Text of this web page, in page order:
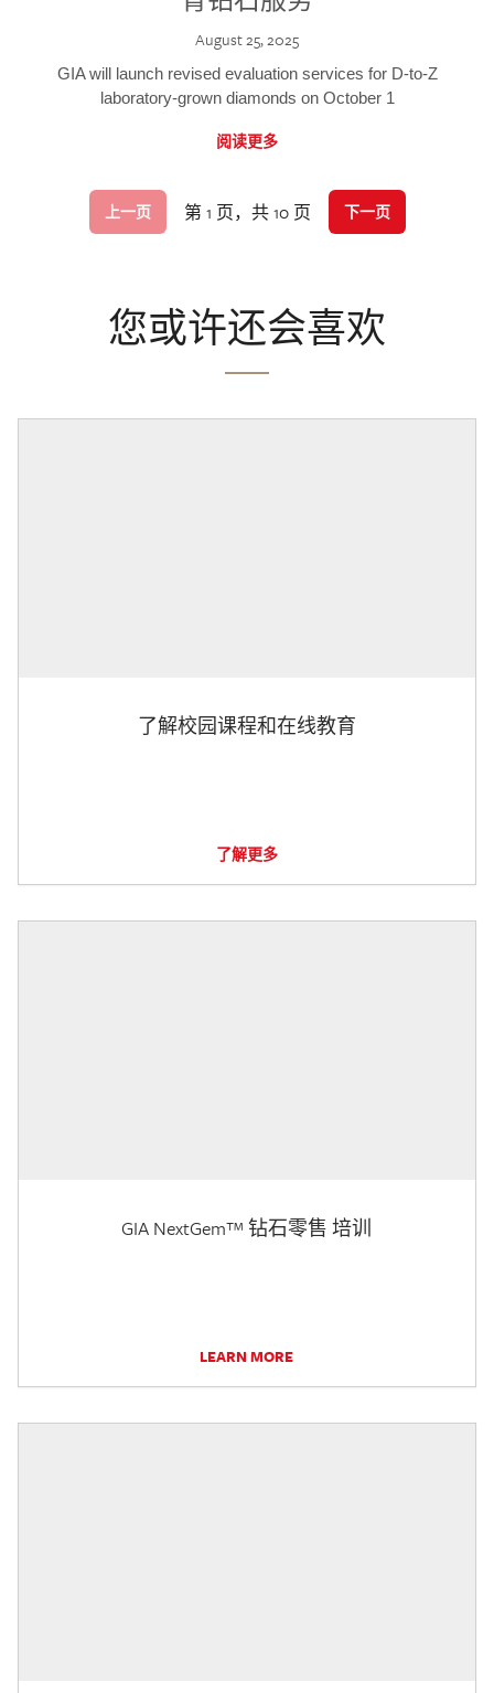
August 25, 2025
GIA will launch revised evaluation services for D-to-Z
laboratory-grown diamonds on October 1
阅读更多
上一页 第 1 页，共 10 页 下一页
您或许还会喜欢
了解校园课程和在线教育
了解更多
GIA NextGem™ 钻石零售 培训
LEARN MORE